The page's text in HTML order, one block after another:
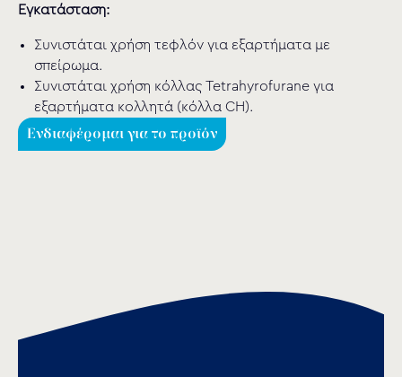
Εγκατάσταση:
Συνιστάται χρήση τεφλόν για εξαρτήματα με
σπείρωμα.
Συνιστάται χρήση κόλλας Tetrahyrofurane για
εξαρτήματα κολλητά (κόλλα CH).
Ενδιαφέρομαι για το προϊόν